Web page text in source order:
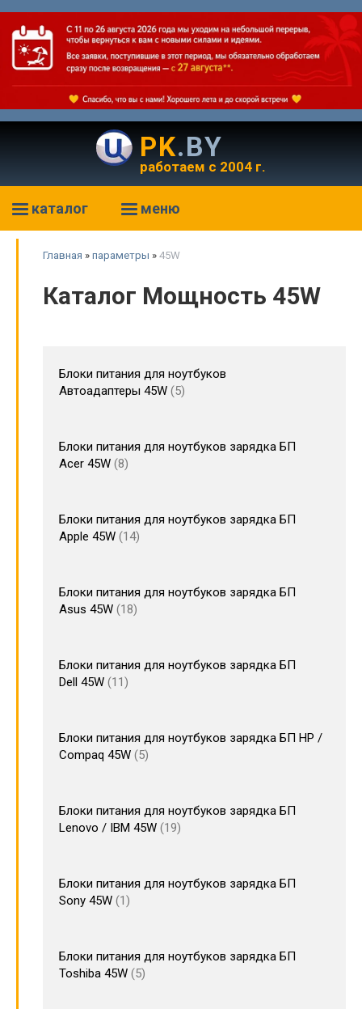
PK.BY
работаем с 2004 г.
каталог меню
Главная » параметры » 45W
Каталог Мощность 45W
Блоки питания для ноутбуков
Автоадаптеры 45W 5
Блоки питания для ноутбуков зарядка БП
Acer 45W 8
Блоки питания для ноутбуков зарядка БП
Apple 45W 14
Блоки питания для ноутбуков зарядка БП
Asus 45W 18
Блоки питания для ноутбуков зарядка БП
Dell 45W 11
Блоки питания для ноутбуков зарядка БП HP /
Compaq 45W 5
Блоки питания для ноутбуков зарядка БП
Lenovo / IBM 45W 19
Блоки питания для ноутбуков зарядка БП
Sony 45W 1
Блоки питания для ноутбуков зарядка БП
Toshiba 45W 5